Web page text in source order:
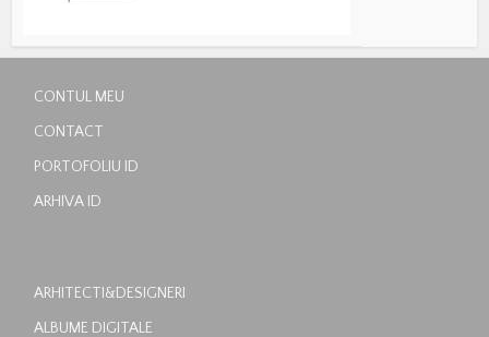
CONTUL MEU
CONTACT
PORTOFOLIU ID
ARHIVA ID
ARHITECTI&DESIGNERI
ALBUME DIGITALE